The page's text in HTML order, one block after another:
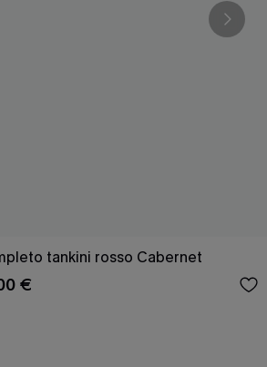
tankini rosso Cabernet
€